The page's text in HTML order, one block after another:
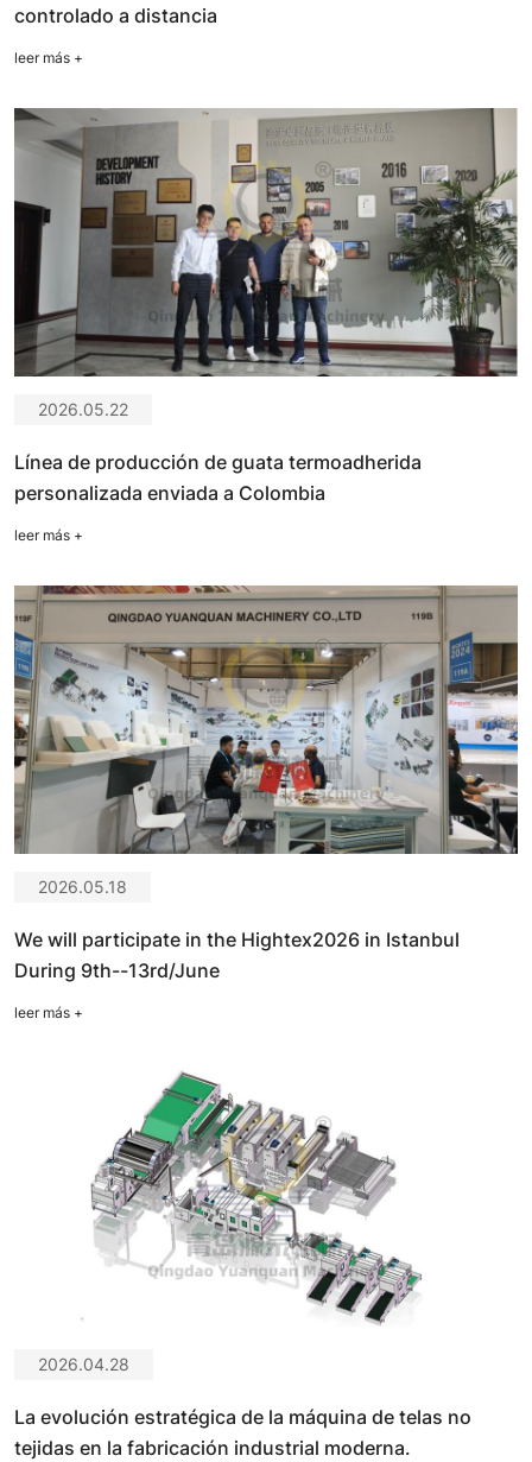
controlado a distancia
leer más +
2026.05.22
Línea de producción de guata termoadherida
personalizada enviada a Colombia
leer más +
2026.05.18
We will participate in the Hightex2026 in Istanbul
During 9th--13rd/June
leer más +
2026.04.28
La evolución estratégica de la máquina de telas no
tejidas en la fabricación industrial moderna.